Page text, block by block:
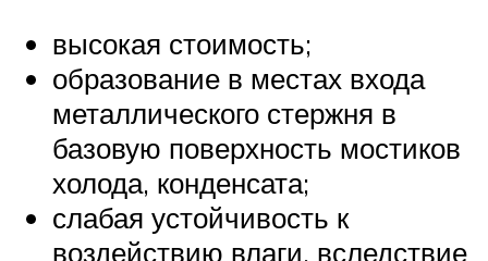
высокая стоимость;
образование в местах входа
металлического стержня в
базовую поверхность мостиков
холода, конденсата;
слабая устойчивость к
воздействию влаги, вследствие